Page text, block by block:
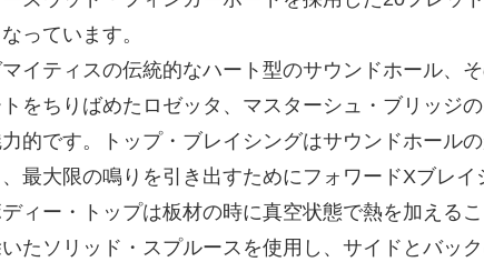
っています。
イティスの伝統的なハート型のサウンドホール、
をちりばめたロゼッタ、マスターシュ・ブリッジ
的です。トップ・ブレイシングはサウンドホール
最大限の鳴りを引き出すためにフォワードXブレイ
ィー・トップは板材の時に真空状態で熱を加える
たソリッド・スプルースを使用し、サイドとバッ